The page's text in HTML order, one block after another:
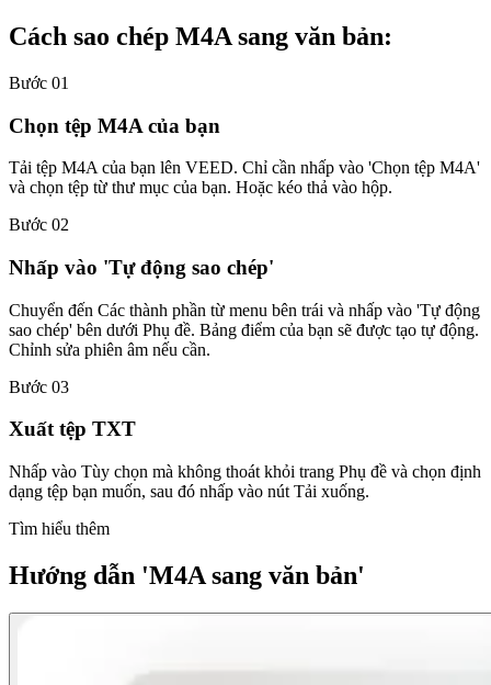
Cách sao chép M4A sang văn bản:
Bước 01
Chọn tệp M4A của bạn
Tải tệp M4A của bạn lên VEED. Chỉ cần nhấp vào 'Chọn tệp M4A'
và chọn tệp từ thư mục của bạn. Hoặc kéo thả vào hộp.
Bước 02
Nhấp vào 'Tự động sao chép'
Chuyển đến Các thành phần từ menu bên trái và nhấp vào 'Tự động
sao chép' bên dưới Phụ đề. Bảng điểm của bạn sẽ được tạo tự động.
Chỉnh sửa phiên âm nếu cần.
Bước 03
Xuất tệp TXT
Nhấp vào Tùy chọn mà không thoát khỏi trang Phụ đề và chọn định
dạng tệp bạn muốn, sau đó nhấp vào nút Tải xuống.
Tìm hiểu thêm
Hướng dẫn 'M4A sang văn bản'